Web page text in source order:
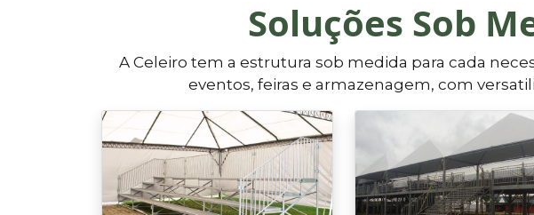
Soluções Sob
A Celeiro tem a estrutura sob medida para cada
eventos, feiras e armazenagem, com